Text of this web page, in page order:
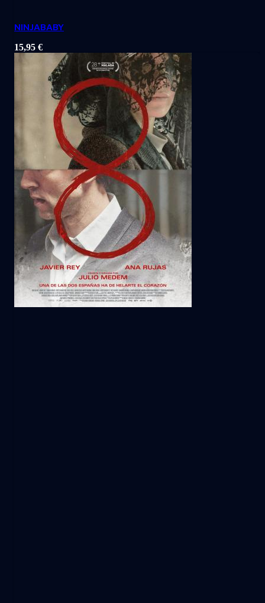
NINJABABY
15,95 €